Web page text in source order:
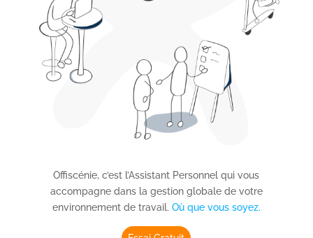
Offiscénie, c’est l’Assistant Personnel qui vous
accompagne dans la gestion globale de votre
environnement de travail. Où que vous soyez.